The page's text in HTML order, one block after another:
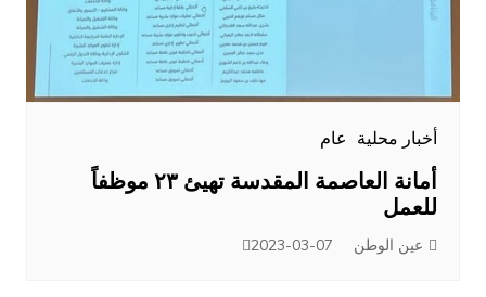
أخبار محلية عام
أمانة العاصمة المقدسة تهيئ ٢٣ موظفاً
للعمل
عين الوطن 2023-03-07